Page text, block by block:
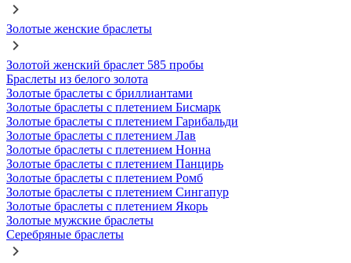
Золотые женские браслеты
Золотой женский браслет 585 пробы
Браслеты из белого золота
Золотые браслеты с бриллиантами
Золотые браслеты с плетением Бисмарк
Золотые браслеты с плетением Гарибальди
Золотые браслеты с плетением Лав
Золотые браслеты с плетением Нонна
Золотые браслеты с плетением Панцирь
Золотые браслеты с плетением Ромб
Золотые браслеты с плетением Сингапур
Золотые браслеты с плетением Якорь
Золотые мужские браслеты
Серебряные браслеты